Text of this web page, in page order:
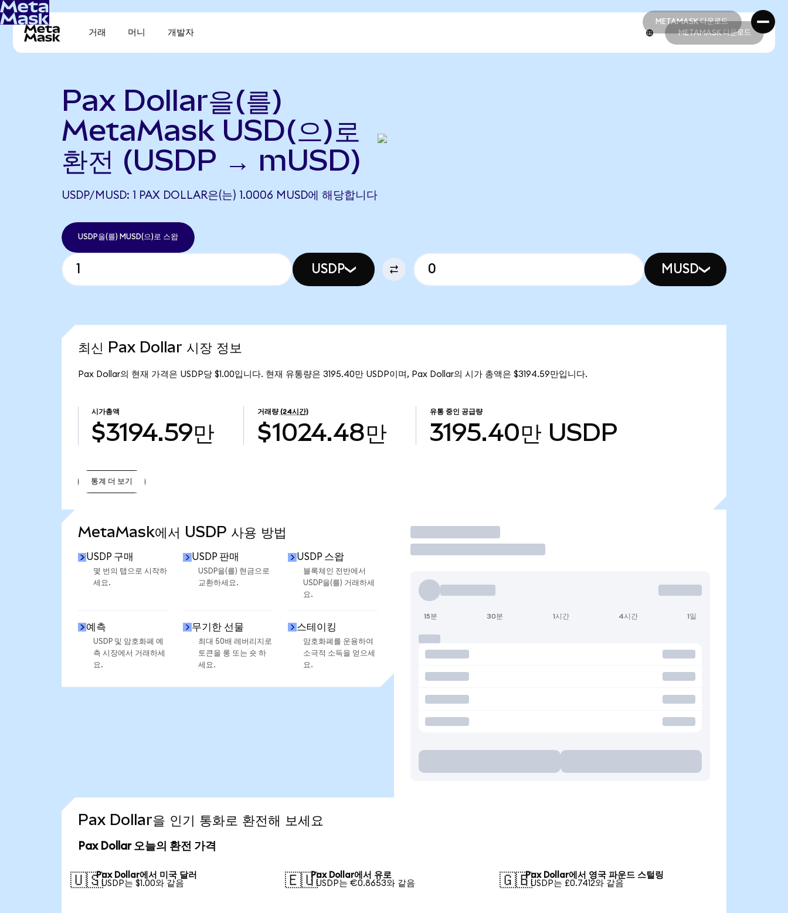
METAMASK 다운로드
METAMASK 다운로드
거래 머니 개발자 METAMASK 다운로드
Pax Dollar을(를)
MetaMask USD(으)로
환전 (USDP → mUSD)
USDP/MUSD: 1 PAX DOLLAR은(는) 1.0006 MUSD에 해당합니다
USDP을(를) MUSD(으)로 스왑
USDP MUSD
최신 Pax Dollar 시장 정보
Pax Dollar의 현재 가격은 USDP당 $1.00입니다. 현재 유통량은 3195.40만 USDP이며, Pax Dollar의 시가 총액은 $3194.59만입니다.
시가총액
$3194.59만
거래량 (24시간)
$1024.48만
유통 중인 공급량
3195.40만 USDP
통계 더 보기
MetaMask에서 USDP 사용 방법
USDP 구매
몇 번의 탭으로 시작하
세요.
USDP 판매
USDP을(를) 현금으로
교환하세요.
USDP 스왑
블록체인 전반에서
USDP을(를) 거래하세
요.
예측
USDP 및 암호화폐 예
측 시장에서 거래하세
요.
무기한 선물
최대 50배 레버리지로
토큰을 롱 또는 숏 하
세요.
스테이킹
암호화폐를 운용하여
소극적 소득을 얻으세
요.
거래
15분 30분 1시간 4시간 1일
Pax Dollar을 인기 통화로 환전해 보세요
Pax Dollar 오늘의 환전 가격
🇺🇸Pax Dollar에서 미국 달러
1 USDP는 $1.00와 같음
🇪🇺Pax Dollar에서 유로
1 USDP는 €0.8653와 같음
🇬🇧Pax Dollar에서 영국 파운드 스털링
1 USDP는 £0.7412와 같음